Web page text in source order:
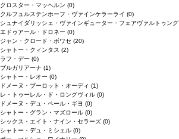
クロスター・マッヘルン (0)
クルフュルステンホーフ・ヴァインケラーライ (0)
シュナイダリッシェ・ヴァインギューター・フェアヴァルトゥング
エドゥアール・ドロネー (0)
ジャン・クロード・ボワセ (20)
シャトー・クィンタス (2)
ラフ・デー (0)
ブルガリアーナ (1)
シャトー・レオー (0)
ドメーヌ・ブーロット・オーディ (1)
レ・トゥーレル・ド・ロングヴィル (0)
ドメーヌ・デュ・ペール・ギヨ (0)
シャトー・グラン・マズロール (0)
シックス・エイト・ナイン・セラーズ (0)
シャトー・デュ・ミシェル (0)